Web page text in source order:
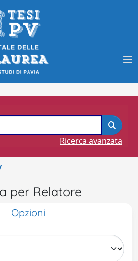
Ricerca avanzata
per Relatore
Opzioni